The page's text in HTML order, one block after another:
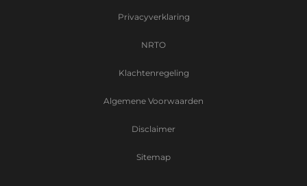
Privacyverklaring
NRTO
Klachtenregeling
Algemene Voorwaarden
Disclaimer
Sitemap